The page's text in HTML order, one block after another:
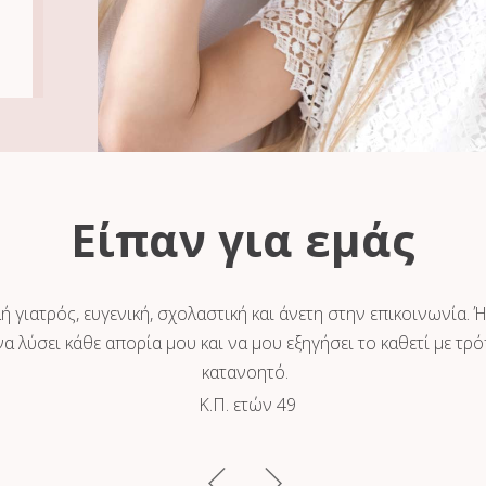
Είπαν για εμάς
γιατρός, ευγενική, σχολαστική και άνετη στην επικοινωνία.
λύσει κάθε απορία μου και να μου εξηγήσει το καθετί με
κατανοητό.
Κ.Π. ετών 49